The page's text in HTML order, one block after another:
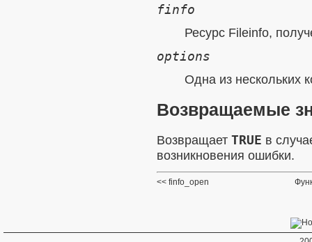
finfo
Ресурс Fileinfo,
options
Одна из нескольких
Возвращаемые
Возвращает TRUE в
возникновения ошибки.
finfo_open